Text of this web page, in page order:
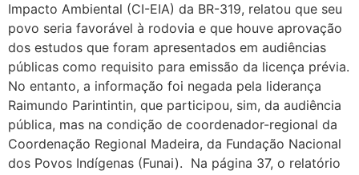
Impacto Ambiental (CI-EIA) da BR-319, relatou que seu
povo seria favorável à rodovia e que houve aprovação
dos estudos que foram apresentados em audiências
públicas como requisito para emissão da licença prévia.
No entanto, a informação foi negada pela liderança
Raimundo Parintintin, que participou, sim, da audiência
pública, mas na condição de coordenador-regional da
Coordenação Regional Madeira, da Fundação Nacional
dos Povos Indígenas (Funai). Na página 37, o relatório